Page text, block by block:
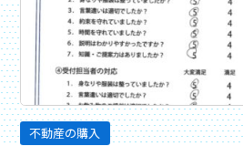
不動産の購入